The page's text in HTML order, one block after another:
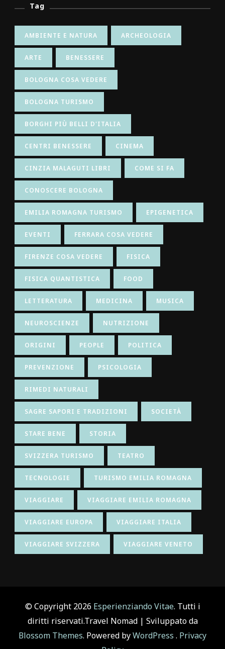
Tag
AMBIENTE E NATURA ARCHEOLOGIA
ARTE BENESSERE
BOLOGNA COSA VEDERE
BOLOGNA TURISMO
BORGHI PIÙ BELLI D'ITALIA
CENTRI BENESSERE CINEMA
CINZIA MALAGUTI LIBRI COME SI FA
CONOSCERE BOLOGNA
EMILIA ROMAGNA TURISMO EPIGENETICA
EVENTI FERRARA COSA VEDERE
FIRENZE COSA VEDERE FISICA
FISICA QUANTISTICA FOOD
LETTERATURA MEDICINA MUSICA
NEUROSCIENZE NUTRIZIONE
ORIGINI PEOPLE POLITICA
PREVENZIONE PSICOLOGIA
RIMEDI NATURALI
SAGRE SAPORI E TRADIZIONI SOCIETÀ
STARE BENE STORIA
SVIZZERA TURISMO TEATRO
TECNOLOGIE TURISMO EMILIA ROMAGNA
VIAGGIARE VIAGGIARE EMILIA ROMAGNA
VIAGGIARE EUROPA VIAGGIARE ITALIA
VIAGGIARE SVIZZERA VIAGGIARE VENETO
© Copyright 2026 Esperienziando Vitae. Tutti i
diritti riservati.Travel Nomad | Sviluppato da
Blossom Themes. Powered byWordPress . Privacy